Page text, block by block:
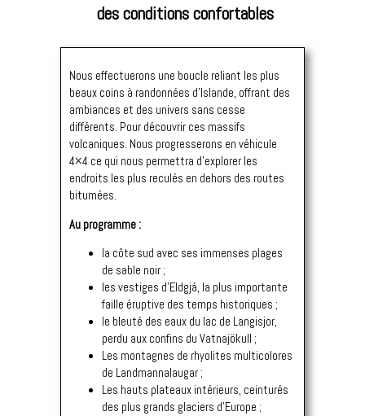
des conditions confortables
Nous effectuerons une boucle reliant les plus
beaux coins à randonnées d’Islande, offrant des
ambiances et des univers sans cesse
différents. Pour découvrir ces massifs
volcaniques. Nous progresserons en véhicule
4×4 ce qui nous permettra d’explorer les
endroits les plus reculés en dehors des routes
bitumées.
Au programme :
la côte sud avec ses immenses plages
de sable noir ;
les vestiges d’Eldgjá, la plus importante
faille éruptive des temps historiques ;
le bleuté des eaux du lac de Langisjor,
perdu aux confins du Vatnajökull ;
Les montagnes de rhyolites multicolores
de Landmannalaugar ;
Les hauts plateaux intérieurs, ceinturés
des plus grands glaciers d’Europe ;